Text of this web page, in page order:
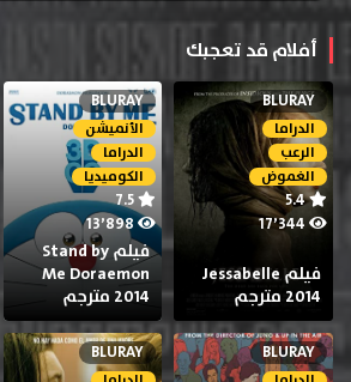
أفلام قد تعجبك
BLURAY
الدراما
الرعب
الغموض
5.4
17٬344
فيلم Jessabelle
2014 مترجم
BLURAY
الأنميشن
الدراما
الكوميديا
7.5
13٬898
فيلم Stand by
Me Doraemon
2014 مترجم
BLURAY
BLURAY